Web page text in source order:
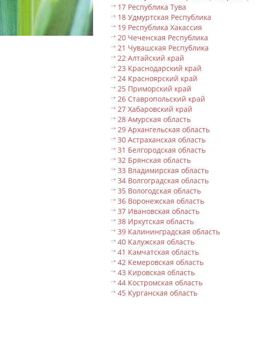
17 Республика Тува
18 Удмуртская Республика
19 Республика Хакассия
20 Чеченская Республика
21 Чувашская Республика
22 Алтайский край
23 Краснодарский край
24 Красноярский край
25 Приморский край
26 Ставропольский край
27 Хабаровский край
28 Амурская область
29 Архангельская область
30 Астраханская область
31 Белгородская область
32 Брянская область
33 Владимирская область
34 Волгоградская область
35 Вологодская область
36 Воронежская область
37 Ивановская область
38 Иркутская область
39 Калининградская область
40 Калужская область
41 Камчатская область
42 Кемеровская область
43 Кировская область
44 Костромская область
45 Курганская область